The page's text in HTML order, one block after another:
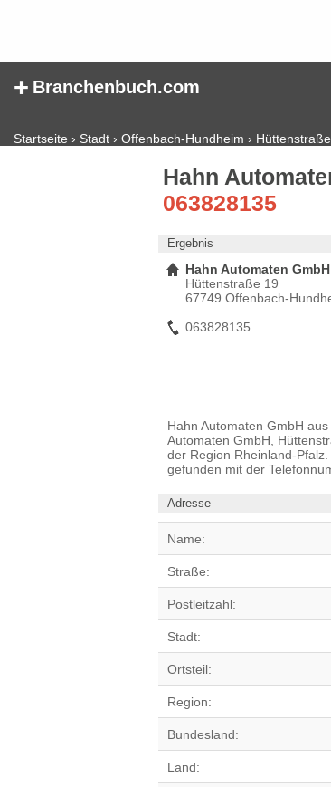
+ Branchenbuch.com
Startseite › Stadt › Offenbach-Hundheim › Hüttenstraße
Hahn
063828135
Ergebnis
Hahn Automaten GmbH
Hüttenstraße 19
67749 Offenbach-
063828135
Hahn Automaten GmbH
Automaten GmbH,
der Region Rheinland-
gefunden mit der
Adresse
Name:
Straße:
Postleitzahl:
Stadt:
Ortsteil:
Region:
Bundesland:
Land: